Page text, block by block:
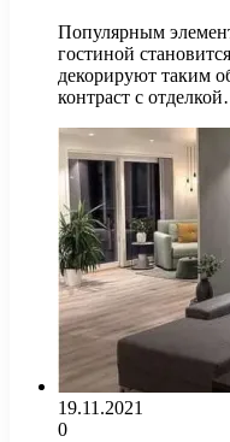
Популярным
гостиной
декорируют таким
контраст с
19.11.2021
0